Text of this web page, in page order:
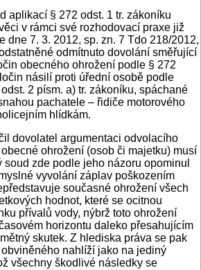
aplikací § 272 odst. 1 tr. zákoníku
v rámci své rozhodovací praxe již
dne 7. 3. 2012, sp. zn. 7 Tdo 218/2012,
odmítnuto dovolání směřující
obecného ohrožení podle § 272
násilí proti úřední osobě podle
2 písm. a) tr. zákoníku, spáchané
pachatele – řidiče motorového
hlídkám.
dovolatel argumentaci odvolacího
ohrožení (osob či majetku) musí
soud zde podle jeho názoru opominul
vyvolání záplav poškozením
současné ohrožení všech
hodnot, které se ocitnou
přívalů vody, nýbrž toto ohrožení
horizontu daleko přesahujícím
skutek. Z hlediska práva se pak
nahlíží jako na jediný
všechny škodlivé následky se